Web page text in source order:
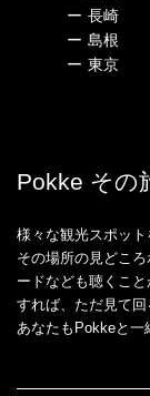
ー 長崎
ー 島根
ー 東京
Pokke その
様々な観光スポット
その場所の見どこ
ードなども聴くこ
すれば、ただ見て回
あなたもPokkeと一